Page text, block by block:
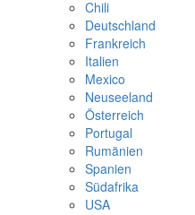
Chili
Deutschland
Frankreich
Italien
Mexico
Neuseeland
Österreich
Portugal
Rumänien
Spanien
Südafrika
USA